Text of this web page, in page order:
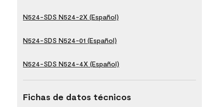
N524-SDS N524-2X (Español)
N524-SDS N524-01 (Español)
N524-SDS N524-4X (Español)
Fichas de datos técnicos